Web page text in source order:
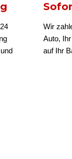
Wir
Auto,
auf Ihr